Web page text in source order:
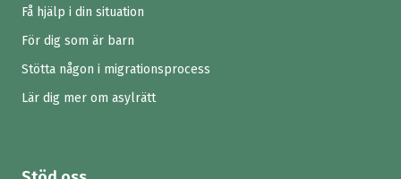
Få hjälp i din situation
För dig som är barn
Stötta någon i migrationsprocess
Lär dig mer om asylrätt